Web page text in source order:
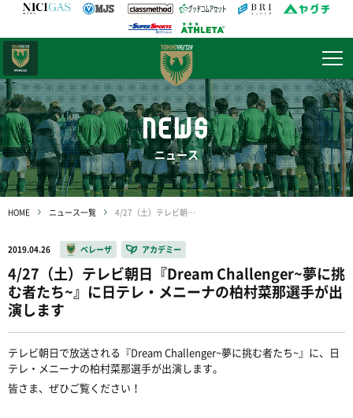
NEWS
ニュース
HOME ニュース一覧 4/27（土）テレビ朝日『Dream Challenger~夢に挑む者たち~』に日テレ・メニーナの柏村菜那選手が出演します
2019.04.26 ベレーザ アカデミー
4/27（土）テレビ朝日『Dream Challenger~夢に挑
む者たち~』に日テレ・メニーナの柏村菜那選手が出
演します
テレビ朝日で放送される『Dream Challenger~夢に挑む者たち~』に、日
テレ・メニーナの柏村菜那選手が出演します。
皆さま、ぜひご覧ください！